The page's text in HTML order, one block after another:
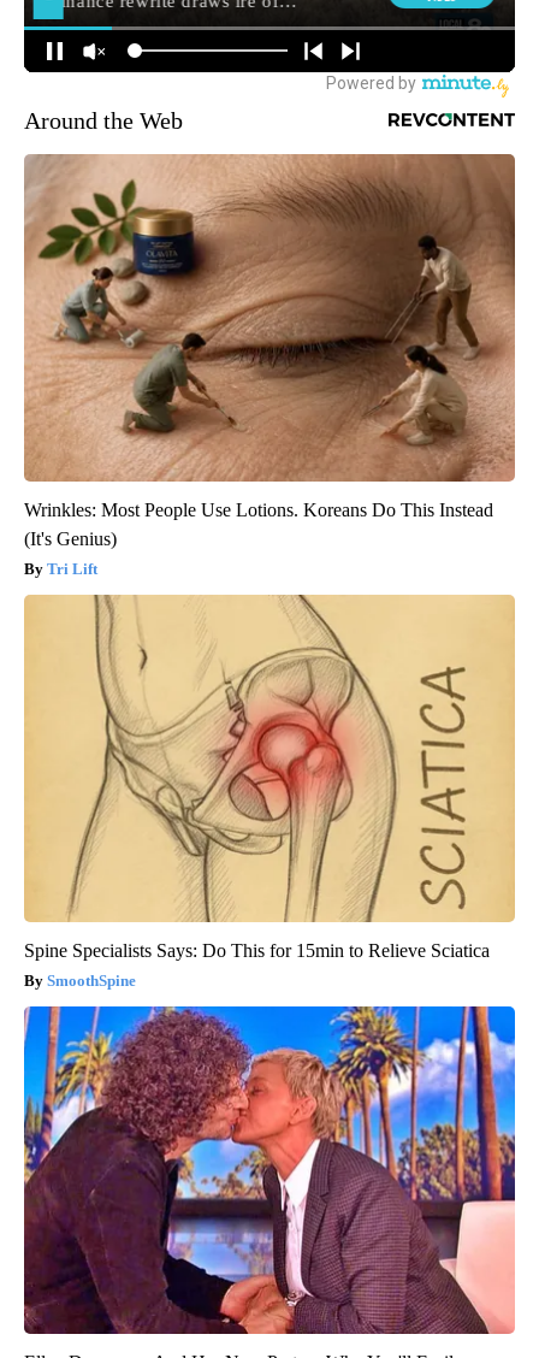
Around the Web
Wrinkles: Most People Use Lotions. Koreans Do This Instead
(It's Genius)
Tri Lift
Spine Specialists Says: Do This for 15min to Relieve Sciatica
SmoothSpine